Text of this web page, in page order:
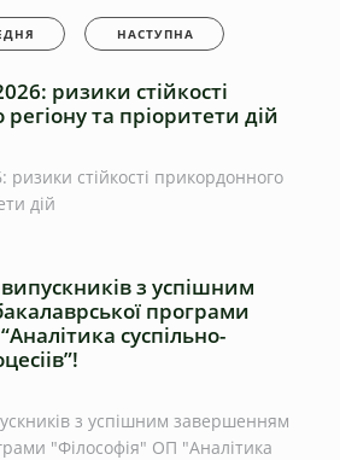
НАСТУПНА
ризики стійкості
та пріоритети дій
ризики стійкості прикордонного
дій
з успішним
програми
суспільно-
з успішним завершенням
"Філософія" ОП "Аналітика